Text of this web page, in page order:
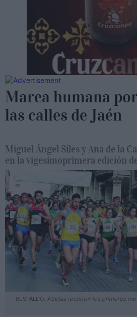
Marea humana
las calles de Jaén
Miguel Ángel Siles y Ana de la
en la vigesimoprimera edición
RESPALDO . Atletas recorren los primeros